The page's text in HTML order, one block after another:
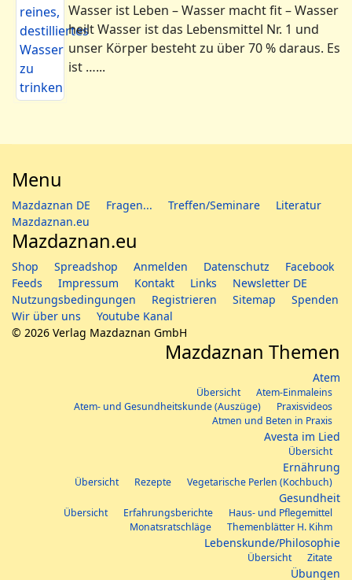
Wasser ist Leben – Wasser macht fit – Wasser
heilt Wasser ist das Lebensmittel Nr. 1 und
unser Körper besteht zu über 70 % daraus. Es
ist …...
Menu
Mazdaznan DE Fragen... Treffen/Seminare
Literatur
Mazdaznan.eu
Mazdaznan.eu
Shop Spreadshop Anmelden Datenschutz
Facebook
Feeds
Impressum Kontakt Links
Newsletter DE
Nutzungsbedingungen
Registrieren Sitemap
Spenden
Wir über uns
Youtube Kanal
© 2026 Verlag Mazdaznan GmbH
Mazdaznan Themen
Atem
Übersicht
Atem-Einmaleins
Atem- und Gesundheitskunde (Auszüge)
Praxisvideos
Atmen und Beten in Praxis
Avesta im Lied
Übersicht
Ernährung
Übersicht Rezepte Vegetarische Perlen (Kochbuch)
Gesundheit
Übersicht Erfahrungsberichte
Haus- und Pflegemittel
Monatsratschläge
Themenblätter H. Kihm
Lebenskunde/Philosophie
Übersicht Zitate
Übungen